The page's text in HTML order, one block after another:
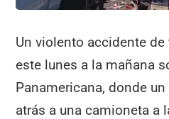
Un violento accidente
este lunes a la mañana
Panamericana, donde
atrás a una camioneta a